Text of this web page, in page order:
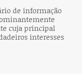
de informação
cuja principal
interesses